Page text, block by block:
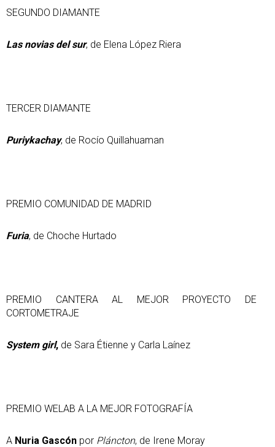
SEGUNDO DIAMANTE
Las novias del sur, de Elena López Riera
TERCER DIAMANTE
Puriykachay, de Rocío Quillahuaman
PREMIO COMUNIDAD DE MADRID
Furia, de Choche Hurtado
PREMIO CANTERA AL MEJOR PROYECTO DE
CORTOMETRAJE
System girl, de Sara Étienne y Carla Laínez
PREMIO WELAB A LA MEJOR FOTOGRAFÍA
A Nuria Gascón por Pláncton, de Irene Moray